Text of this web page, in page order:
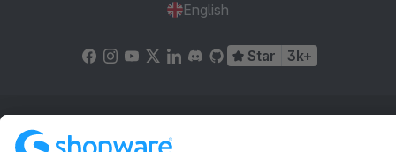
English
Star 3k+
Terms & Conditions